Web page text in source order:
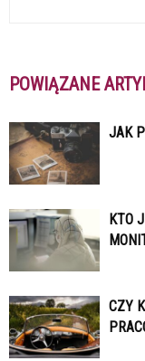
POWIĄZANE
JAK
KTO
CZY